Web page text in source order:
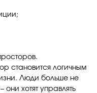
становится логичным
Люди больше не
они хотят управлять